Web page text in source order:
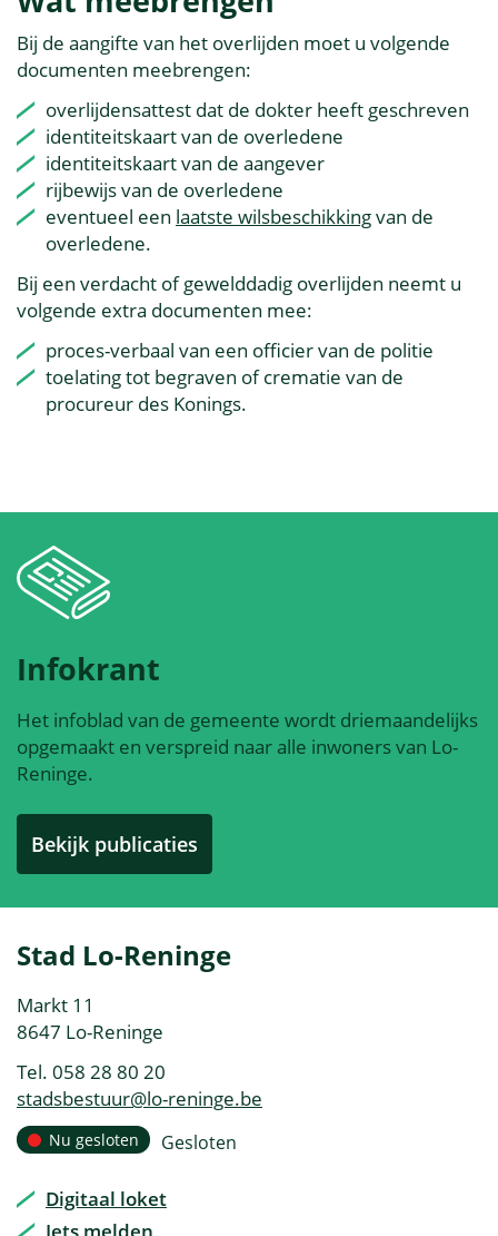
Bij de aangifte van het overlijden moet u volgende
documenten meebrengen:
overlijdensattest dat de dokter heeft geschreven
identiteitskaart van de overledene
identiteitskaart van de aangever
rijbewijs van de overledene
eventueel een laatste wilsbeschikkingvan de
overledene.
Bij een verdacht of gewelddadig overlijden neemt u
volgende extra documenten mee:
proces-verbaal van een officier van de politie
toelating tot begraven of crematie van de
procureur des Konings.
Infokrant
Het infoblad van de gemeente wordt driemaandelijks
opgemaakt en verspreid naar alle inwoners van Lo-
Reninge.
Bekijk publicaties
Contact
&
openingsuren
Stad Lo-Reninge
Adres
Markt 11
,8647 Lo-Reninge
Tel. 058 28 80 20
E-
mail
stadsbestuur@lo-reninge.be
Openingsuren
Vandaag
Nu gesloten Gesloten
Digitaal loket